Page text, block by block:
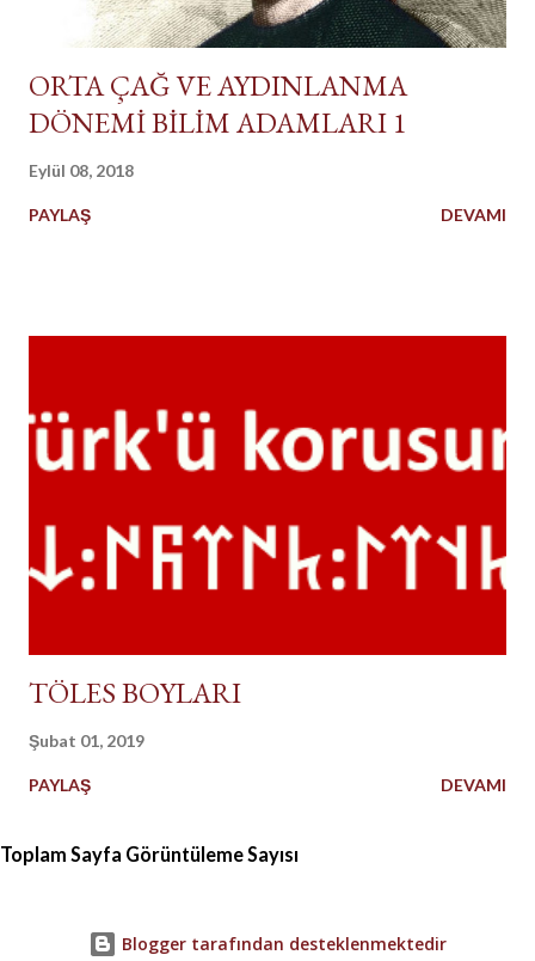
ORTA ÇAĞ VE AYDINLANMA
DÖNEMİ BİLİM ADAMLARI 1
Eylül 08, 2018
PAYLAŞ DEVAMI
TÖLES BOYLARI
Şubat 01, 2019
PAYLAŞ DEVAMI
Toplam Sayfa Görüntüleme Sayısı
Blogger tarafından desteklenmektedir